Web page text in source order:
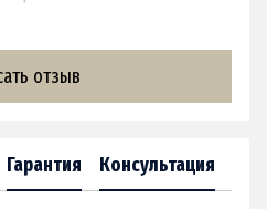
отзыв
Гарантия Консультация